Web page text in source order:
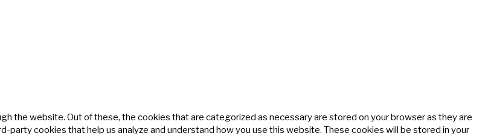
the website. Out of these, the cookies that are categorized as necessary are stored on your browser as they are
cookies that help us analyze and understand how you use this website. These cookies will be stored in your